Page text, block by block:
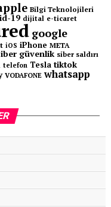
Bilgi Teknolojileri
19 dijital e-ticaret
google
iOS iPhone META
güvenlik siber saldırı
telefon Tesla tiktok
VODAFONE whatsapp